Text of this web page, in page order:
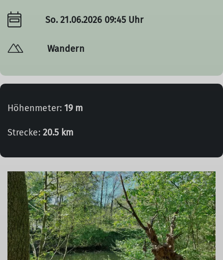
So. 21.06.2026 09:45 Uhr
Wandern
Höhenmeter: 19 m
Strecke: 20.5 km